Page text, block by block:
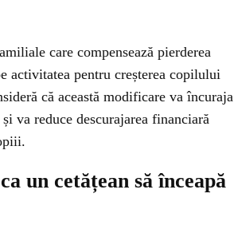
care compensează pierderea
activitatea pentru creșterea copilului
că această modificare va încuraja
va reduce descurajarea financiară
un cetățean să înceapă